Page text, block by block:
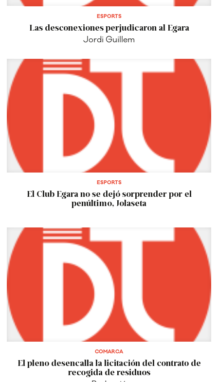
ESPORTS
Las desconexiones perjudicaron al Egara
Jordi Guillem
ESPORTS
El Club Egara no se dejó sorprender por el
penúltimo, Jolaseta
COMARCA
El pleno desencalla la licitación del contrato de
recogida de residuos